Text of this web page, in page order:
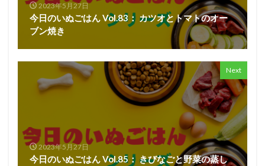
2023年5月27日
今日のいぬごはん Vol.83： カツオとトマトのオー
ブン焼き
Next
2023年5月27日
今日のいぬごはん Vol.85： きびなごと野菜の蒸し